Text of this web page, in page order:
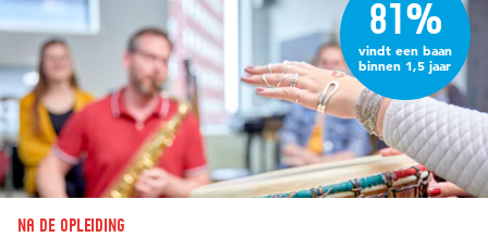
81%
vindt een baan
binnen 1,5 jaar
Na de opleiding